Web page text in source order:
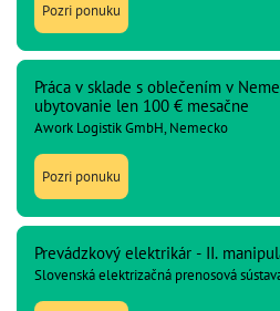
Pozri ponuku
Práca v sklade s oblečením v
ubytovanie len 100 € mesačne
Awork Logistik GmbH, Nemecko
Pozri ponuku
Slovenská elektrizačná prenosová